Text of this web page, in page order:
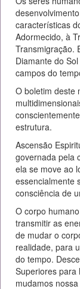
características
Adormecido, à
Transmigração.
Diamante do
campos do
O boletim deste
estrutura.
Ascensão
governada pela
ela se move ao
essencialmente
consciência de
O corpo
transmitir as
de mudar o
realidade, para
do tempo.
Superiores para
mudamos